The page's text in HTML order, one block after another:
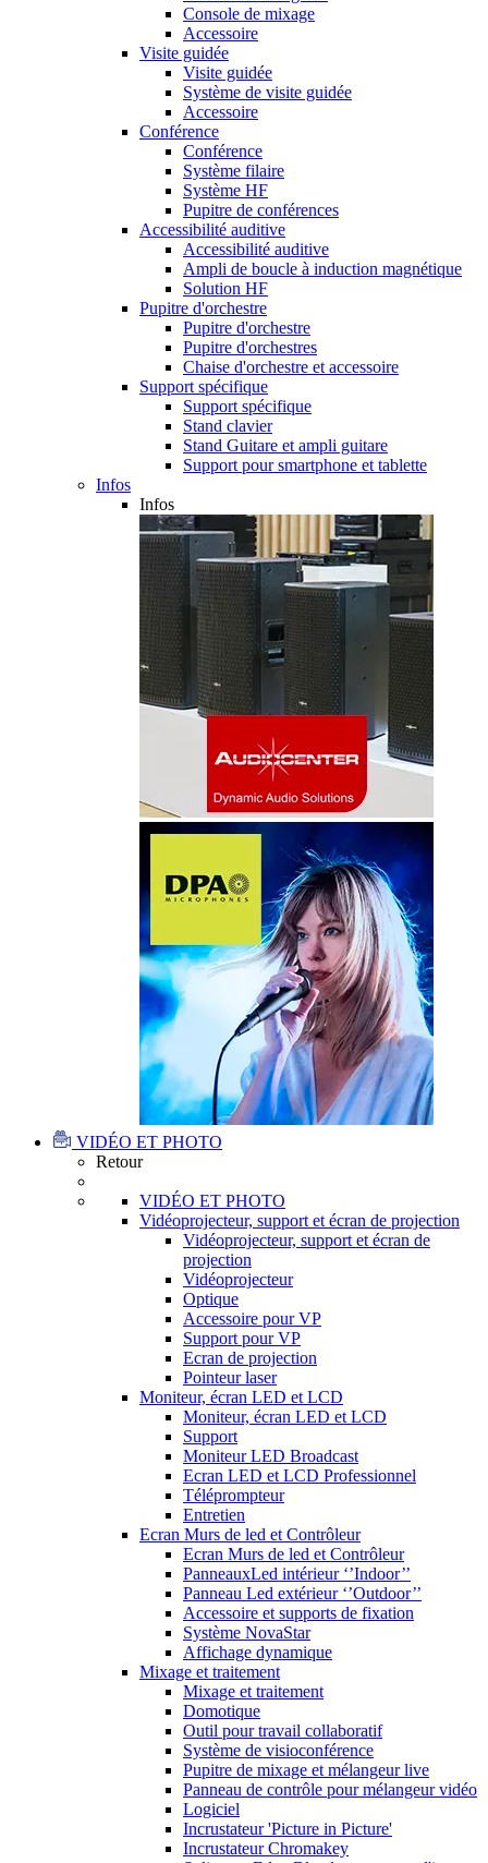
Console de mixage
Accessoire
Visite guidée
Visite guidée
Système de visite guidée
Accessoire
Conférence
Conférence
Système filaire
Système HF
Pupitre de conférences
Accessibilité auditive
Accessibilité auditive
Ampli de boucle à induction magnétique
Solution HF
Pupitre d'orchestre
Pupitre d'orchestre
Pupitre d'orchestres
Chaise d'orchestre et accessoire
Support spécifique
Support spécifique
Stand clavier
Stand Guitare et ampli guitare
Support pour smartphone et tablette
Infos
Infos
VIDÉO ET PHOTO
Retour
VIDÉO ET PHOTO
Vidéoprojecteur, support et écran de projection
Vidéoprojecteur, support et écran de
projection
Vidéoprojecteur
Optique
Accessoire pour VP
Support pour VP
Ecran de projection
Pointeur laser
Moniteur, écran LED et LCD
Moniteur, écran LED et LCD
Support
Moniteur LED Broadcast
Ecran LED et LCD Professionnel
Téléprompteur
Entretien
Ecran Murs de led et Contrôleur
Ecran Murs de led et Contrôleur
PanneauxLed intérieur ‘’Indoor’’
Panneau Led extérieur ‘’Outdoor’’
Accessoire et supports de fixation
Système NovaStar
Affichage dynamique
Mixage et traitement
Mixage et traitement
Domotique
Outil pour travail collaboratif
Système de visioconférence
Pupitre de mixage et mélangeur live
Panneau de contrôle pour mélangeur vidéo
Logiciel
Incrustateur 'Picture in Picture'
Incrustateur Chromakey